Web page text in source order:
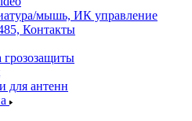
мышь, ИК управление
Контакты
грозозащиты
для антенн